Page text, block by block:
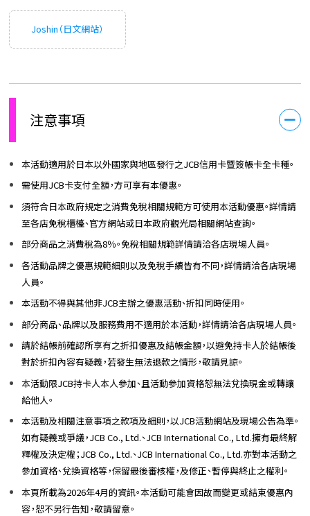
Joshin（日文網站）
注意事項
本活動適用於日本以外國家與地區發行之JCB信用卡暨簽帳卡全卡種。
需使用JCB卡支付全額，方可享有本優惠。
須符合日本政府規定之消費免稅相關規範方可使用本活動優惠。詳情請
至各店免稅櫃檯、官方網站或日本政府觀光局相關網站查詢。
部分商品之消費稅為8％。免稅相關規範詳情請洽各店現場人員。
各活動品牌之優惠規範細則以及免稅手續皆有不同，詳情請洽各店現場
人員。
本活動不得與其他非JCB主辦之優惠活動、折扣同時使用。
部分商品、品牌以及服務費用不適用於本活動，詳情請洽各店現場人員。
請於結帳前確認所享有之折扣優惠及結帳金額，以避免持卡人於結帳後
對於折扣內容有疑義，若發生無法退款之情形，敬請見諒。
本活動限JCB持卡人本人參加、且活動參加資格恕無法兌換現金或轉讓
給他人。
本活動及相關注意事項之款項及細則，以JCB活動網站及現場公告為準。
如有疑義或爭議，JCB Co., Ltd.、JCB International Co., Ltd.擁有最終解
釋權及決定權；JCB Co., Ltd.、JCB International Co., Ltd.亦對本活動之
參加資格、兌換資格等，保留最後審核權，及修正、暫停與終止之權利。
本頁所載為2026年4月的資訊。本活動可能會因故而變更或結束優惠內
容，恕不另行告知，敬請留意。